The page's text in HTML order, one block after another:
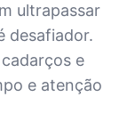
ultrapassar
desafiador.
e
e atenção